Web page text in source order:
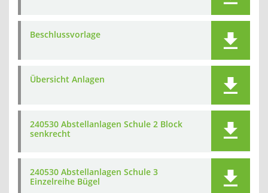
Beschlussvorlage
Übersicht Anlagen
240530 Abstellanlagen Schule 2 Block
senkrecht
240530 Abstellanlagen Schule 3
Einzelreihe Bügel